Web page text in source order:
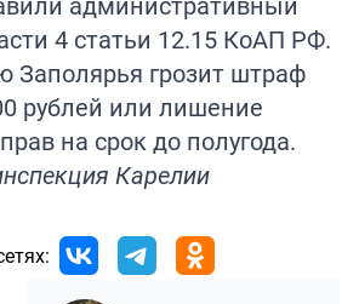
4 статьи 12.15 КоАП РФ.
Заполярья грозит штраф
рублей или лишение
на срок до полугода.
Карелии